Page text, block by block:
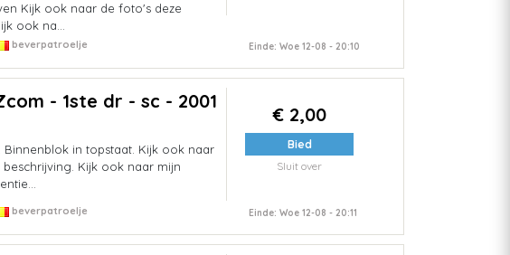
Kijk ook naar de foto's deze
ook na...
beverpatroelje Einde: Woe 12-08 - 20:10
- 1ste dr - sc - 2001
Binnenblok in topstaat. Kijk ook naar
Kijk ook naar mijn
€ 2,00
Bied
Sluit over
beverpatroelje Einde: Woe 12-08 - 20:11